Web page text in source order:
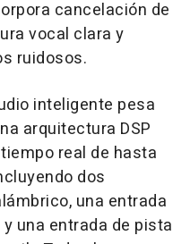
cancelación de
vocal clara y
ruidosos.
inteligente pesa
arquitectura DSP
real de hasta
dos
una entrada
una entrada de pista